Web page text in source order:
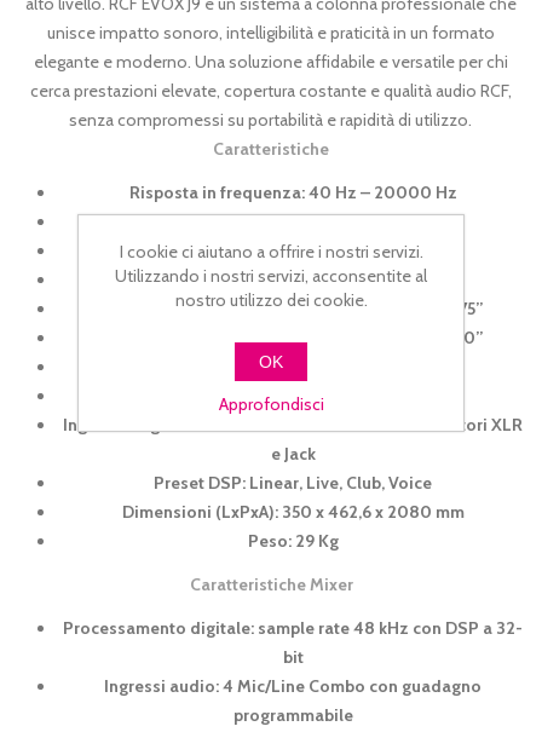
unisce impatto sonoro, intelligibilità e praticità in un formato
elegante e moderno. Una soluzione affidabile e versatile per chi
cerca prestazioni elevate, copertura costante e qualità audio RCF,
senza compromessi su portabilità e rapidità di utilizzo.
Caratteristiche
Risposta in frequenza: 40 Hz – 20000 Hz
SPL Max @ 1 m: 130dB
Angolo di copertura orizzontale: 120°
Angolo di copertura verticale: 40°
Driver a compressione: 0.75’’ neo, bobina da 1.75’’
Trasduttori fullrange: 6 x 3.0’’ neo, bobina da 1.0’’
Woofer: 12’’ con bobina da 2.5’’
Potenza totale: 2100 W Peak Peak
Ingressi: segnale bilanciato/sbilanciato con connettori XLR
e Jack
Preset DSP: Linear, Live, Club, Voice
Dimensioni (LxPxA): 350 x 462,6 x 2080 mm
Peso: 29 Kg
Caratteristiche Mixer
Processamento digitale: sample rate 48 kHz con DSP a 32-
bit
Ingressi audio: 4 Mic/Line Combo con guadagno
programmabile
I cookie ci aiutano a offrire i nostri servizi.
Utilizzando i nostri servizi, acconsentite al
nostro utilizzo dei cookie.
OK
Approfondisci